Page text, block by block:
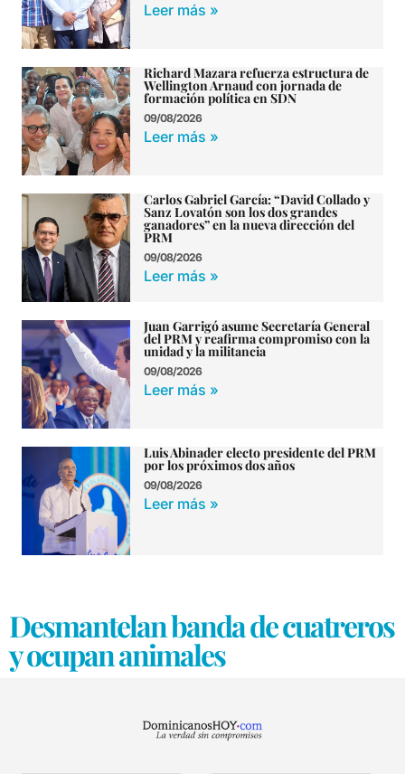
Leer más »
Richard Mazara refuerza estructura de
Wellington Arnaud con jornada de
formación política en SDN
09/08/2026
Leer más »
Carlos Gabriel García: “David Collado y
Sanz Lovatón son los dos grandes
ganadores” en la nueva dirección del
PRM
09/08/2026
Leer más »
Juan Garrigó asume Secretaría General
del PRM y reafirma compromiso con la
unidad y la militancia
09/08/2026
Leer más »
Luis Abinader electo presidente del PRM
por los próximos dos años
09/08/2026
Leer más »
Desmantelan banda de cuatreros
y ocupan animales